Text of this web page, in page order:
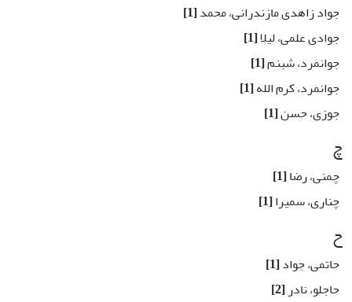
جواد زاهدی مازندرانی، محمد[1]
جوادی علمی، لیلا[1]
جوانمرد، شبنم[1]
جوانمرد، کرم الله[1]
جوزی، حسن[1]
چ
چمنی، رضا[1]
چناری، سمیرا[1]
ح
حاتمی، جواد[1]
حاجلو، نادر[2]